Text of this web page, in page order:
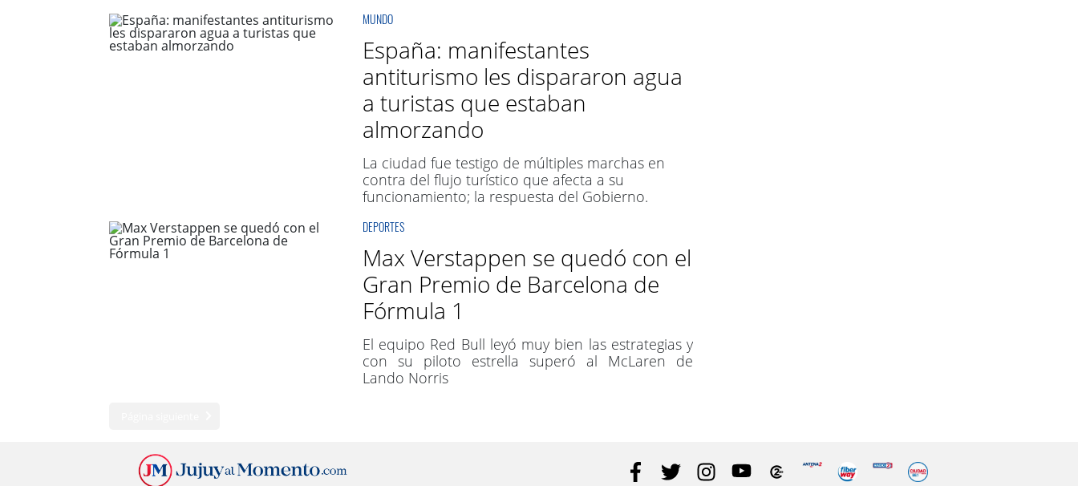
MUNDO
España: manifestantes
antiturismo les dispararon agua
a turistas que estaban
almorzando
La ciudad fue testigo de múltiples marchas en
contra del flujo turístico que afecta a su
funcionamiento; la respuesta del Gobierno.
DEPORTES
Max Verstappen se quedó con el
Gran Premio de Barcelona de
Fórmula 1
El equipo Red Bull leyó muy bien las estrategias y
con su piloto estrella superó al McLaren de
Lando Norris